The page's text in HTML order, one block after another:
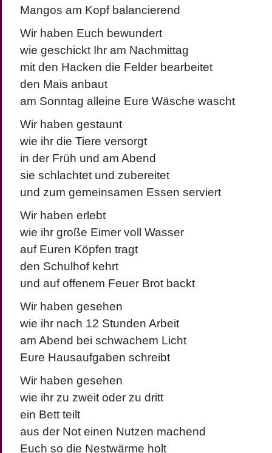
Mangos am Kopf balancierend
Wir haben Euch bewundert
wie geschickt Ihr am Nachmittag
mit den Hacken die Felder bearbeitet
den Mais anbaut
am Sonntag alleine Eure Wäsche wascht
Wir haben gestaunt
wie ihr die Tiere versorgt
in der Früh und am Abend
sie schlachtet und zubereitet
und zum gemeinsamen Essen serviert
Wir haben erlebt
wie ihr große Eimer voll Wasser
auf Euren Köpfen tragt
den Schulhof kehrt
und auf offenem Feuer Brot backt
Wir haben gesehen
wie ihr nach 12 Stunden Arbeit
am Abend bei schwachem Licht
Eure Hausaufgaben schreibt
Wir haben gesehen
wie ihr zu zweit oder zu dritt
ein Bett teilt
aus der Not einen Nutzen machend
Euch so die Nestwärme holt